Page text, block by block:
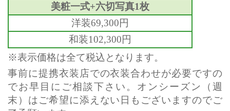
美粧一式+六切写真1枚
洋装69,300円
和装102,300円
※表示価格は全て税込となります。
事前に提携衣装店での衣装合わせが必要ですの
でお早目にご相談下さい。オンシーズン（週
末）はご希望に添えない日もございますのでご